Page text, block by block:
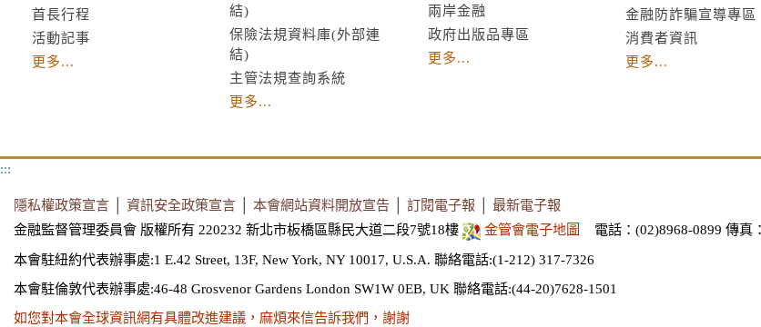
首長行程
活動記事
更多...
結)
保險法規資料庫(外部連
結)
主管法規查詢系統
更多...
兩岸金融
政府出版品專區
更多...
金融防詐騙宣導專區
消費者資訊
更多...
:::
隱私權政策宣言 資訊安全政策宣言 本會網站資料開放宣告 訂閱電子報
最新電子報
金融監督管理委員會 版權所有 220232 新北市板橋區縣民大道二段7號18樓
金管會電子地圖 電話：(02)8968-0899 傳真
本會駐紐約代表辦事處:1 E.42 Street, 13F, New York, NY 10017, U.S.A. 聯絡電話:(1-212) 317-7326
本會駐倫敦代表辦事處:46-48 Grosvenor Gardens London SW1W 0EB, UK 聯絡電話:(44-20)7628-1501
如您對本會全球資訊網有具體改進建議，麻煩來信告訴我們，謝謝